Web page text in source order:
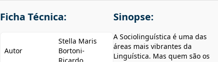
Ficha Técnica:
Autor
Stella Maris
Bortoni-
Ricardo
Sinopse:
A Sociolinguística é uma das
áreas mais vibrantes da
Linguística. Mas quem são os